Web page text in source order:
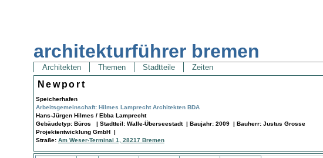
architekturführer bremen
Architekten Themen Stadtteile Zeiten
Newport
Speicherhafen
Arbeitsgemeinschaft: Hilmes Lamprecht Architekten BDA
Hans-Jürgen Hilmes / Ebba Lamprecht
Gebäudetyp: Büros | Stadtteil: Walle-Überseestadt | Baujahr: 2009 | Bauherr: Justus Grosse
Projektentwicklung GmbH |
Straße: Am Weser-Terminal 1, 28217 Bremen